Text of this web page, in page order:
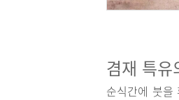
겸재 특유
순식간에 붓을